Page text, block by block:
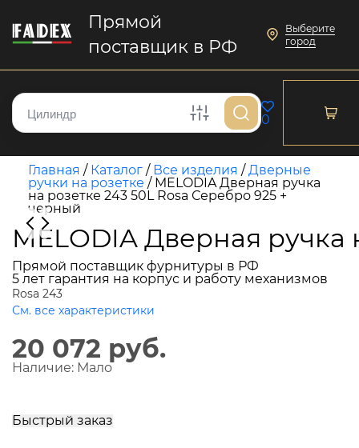
Прямой
поставщик в РФ
Выберите
город
0
Главная / Каталог / Все изделия /Дверные
ручки на розетке / MELODIA Дверная ручка
на розетке 243 50L Rosa Серебро 925 +
черный
MELODIA Дверная ручка
Прямой поставщик фурнитуры в РФ
5 лет гарантия на корпус и работу механизмов
Rosa 243
См. все характеристики
20 072 руб.
Наличие: Мало
Быстрый заказ